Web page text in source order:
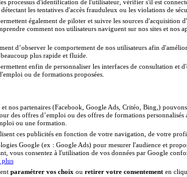
en alternance
en alternance
en alternance
par filière les plus
processus d'identification de l'utilisateur, vérifier s'il est
les tentatives d'accès frauduleux ou les violations de
également de piloter et suivre les sources d'acquisition
comment nos utilisateurs naviguent sur nos sites et nos
d’observer le comportement de nos utilisateurs afin
plus rapide et fluide.
enfin de personnaliser les interfaces de consultation et
ou de formations proposées.
et nos partenaires (Facebook, Google Ads, Critéo, Bing,)
des offres d’emploi ou des offres de formations
ou une formation.
ces publicités en fonction de votre navigation, de votre
Google (ex : Google Ads) pour mesurer l'audience et
vous consentez à l'utilisation de vos données par Google
plus
paramétrer vos choix ou retirer votre consentement en